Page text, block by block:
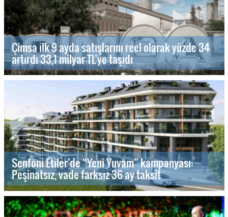
Çimsa ilk 9 ayda satışlarını reel olarak yüzde 34
artırdı 33,1 milyar TL’ye taşıdı
Senfoni Etiler’de “Yeni Yuvam” kampanyası:
Peşinatsız, vade farksız 36 ay taksit